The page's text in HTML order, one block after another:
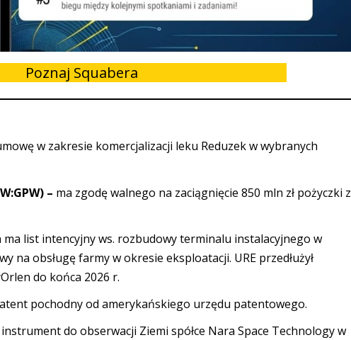
Poznaj Squabera
w zakresie komercjalizacji leku Reduzek w wybranych
– ma zgodę walnego na zaciągnięcie 850 mln zł pożyczki z
list intencyjny ws. rozbudowy terminalu instalacyjnego w
na obsługę farmy w okresie eksploatacji. URE przedłużył
do końca 2026 r.
pochodny od amerykańskiego urzędu patentowego.
instrument do obserwacji Ziemi spółce Nara Space Technology w